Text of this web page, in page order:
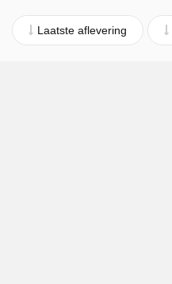
Laatste aflevering